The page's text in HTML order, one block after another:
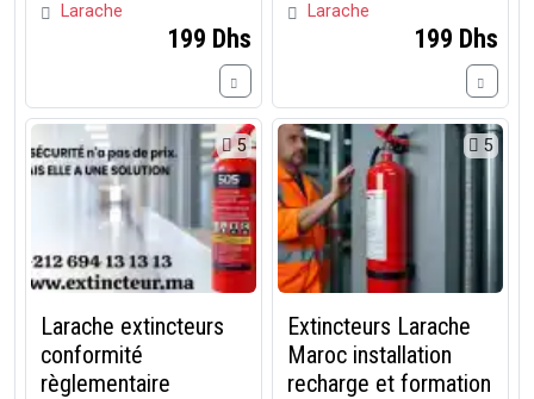
Larache
199 Dhs
Larache
199 Dhs
5
Larache extincteurs
conformité
règlementaire
5
Extincteurs Larache
Maroc installation
recharge et formation